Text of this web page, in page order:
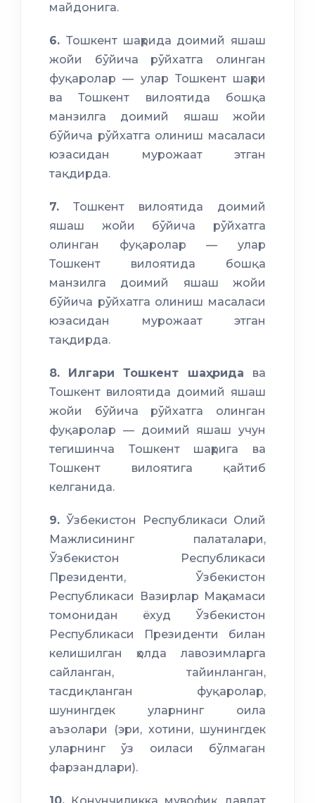
майдонига.
6. Тошкент шаҳрида доимий яшаш
жойи бўйича рўйхатга олинган
фуқаролар — улар Тошкент шаҳри
ва Тошкент вилоятида бошқа
манзилга доимий яшаш жойи
бўйича рўйхатга олиниш масаласи
юзасидан мурожаат этган
тақдирда.
7. Тошкент вилоятида доимий
яшаш жойи бўйича рўйхатга
олинган фуқаролар — улар
Тошкент вилоятида бошқа
манзилга доимий яшаш жойи
бўйича рўйхатга олиниш масаласи
юзасидан мурожаат этган
тақдирда.
8. Илгари Тошкент шаҳрида ва
Тошкент вилоятида доимий яшаш
жойи бўйича рўйхатга олинган
фуқаролар — доимий яшаш учун
тегишинча Тошкент шаҳрига ва
Тошкент вилоятига қайтиб
келганида.
9.Ўзбекистон Республикаси Олий
Мажлисининг палаталари,
Ўзбекистон Республикаси
Президенти, Ўзбекистон
Республикаси Вазирлар Маҳкамаси
томонидан ёхуд Ўзбекистон
Республикаси Президенти билан
келишилган ҳолда лавозимларга
сайланган, тайинланган,
тасдиқланган фуқаролар,
шунингдек уларнинг оила
аъзолари (эри, хотини, шунингдек
уларнинг ўз оиласи бўлмаган
фарзандлари).